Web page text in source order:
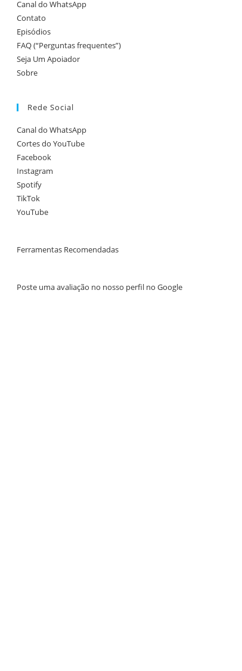
Canal do WhatsApp
Contato
Episódios
FAQ (“Perguntas frequentes”)
Seja Um Apoiador
Sobre
Rede Social
Canal do WhatsApp
Cortes do YouTube
Facebook
Instagram
Spotify
TikTok
YouTube
Ferramentas Recomendadas
Poste uma avaliação no nosso perfil no Google